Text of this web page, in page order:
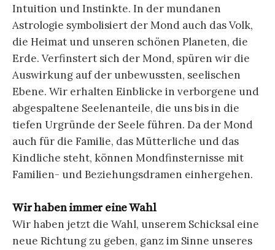
Intuition und Instinkte. In der mundanen
Astrologie symbolisiert der Mond auch das Volk,
die Heimat und unseren schönen Planeten, die
Erde. Verfinstert sich der Mond, spüren wir die
Auswirkung auf der unbewussten, seelischen
Ebene. Wir erhalten Einblicke in verborgene und
abgespaltene Seelenanteile, die uns bis in die
tiefen Urgründe der Seele führen. Da der Mond
auch für die Familie, das Mütterliche und das
Kindliche steht, können Mondfinsternisse mit
Familien- und Beziehungsdramen einhergehen.
Wir haben immer eine Wahl
Wir haben jetzt die Wahl, unserem Schicksal eine
neue Richtung zu geben, ganz im Sinne unseres